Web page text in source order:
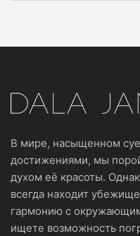
В мире, насыщенном
достижениями, мы
духом её красоты.
всегда находит
гармонию с
ищете возможность